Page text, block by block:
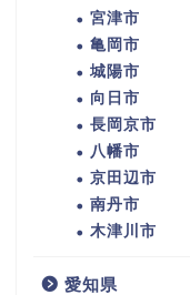
宮津市
亀岡市
城陽市
向日市
長岡京市
八幡市
京田辺市
南丹市
木津川市
愛知県